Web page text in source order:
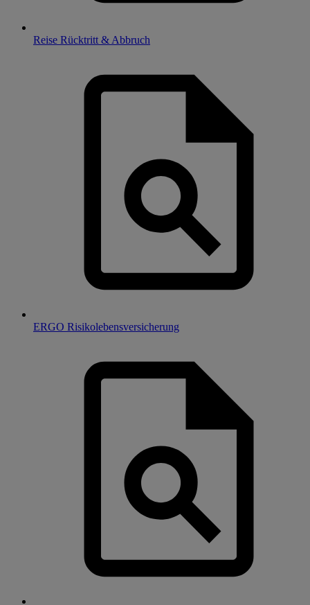
Reise Rücktritt & Abbruch
ERGO Risikolebensversicherung